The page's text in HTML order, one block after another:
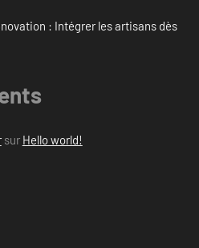
: Intégrer les artisans dès
sur Hello world!